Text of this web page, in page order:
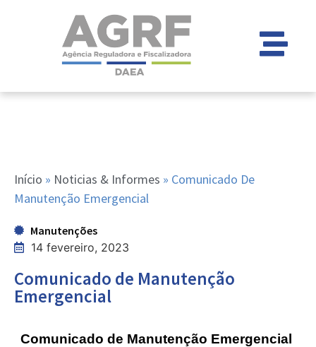
Início » Noticias & Informes » Comunicado De
Manutenção Emergencial
Manutenções
14 fevereiro, 2023
Comunicado de Manutenção
Emergencial
Comunicado de Manutenção Emergencial